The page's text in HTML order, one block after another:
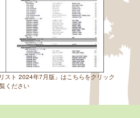
スト 2024年7月版」はこちらをクリック
ください